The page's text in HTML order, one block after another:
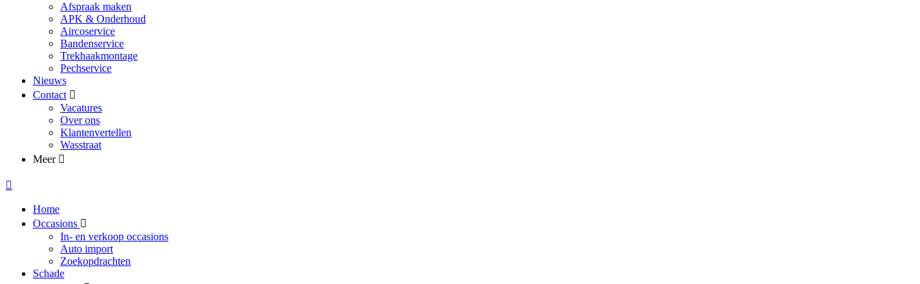
Afspraak maken
APK & Onderhoud
Aircoservice
Bandenservice
Trekhaakmontage
Pechservice
Nieuws
Contact
Vacatures
Over ons
Klantenvertellen
Wasstraat
Meer
Home
Occasions
In- en verkoop occasions
Auto import
Zoekopdrachten
Schade